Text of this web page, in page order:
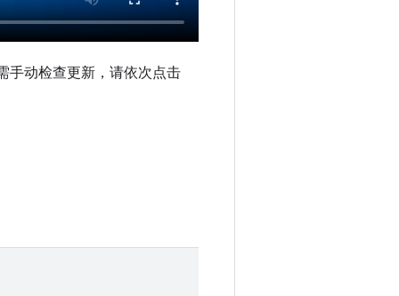
手动检查更新，请依次点击